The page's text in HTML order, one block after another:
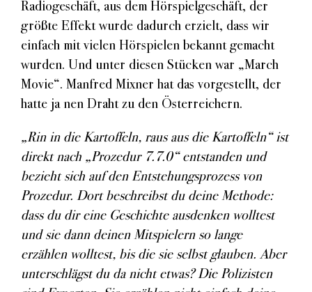
Radiogeschäft, aus dem Hörspielgeschäft, der
größte Effekt wurde dadurch erzielt, dass wir
einfach mit vielen Hörspielen bekannt gemacht
wurden. Und unter diesen Stücken war „March
Movie“. Manfred Mixner hat das vorgestellt, der
hatte ja nen Draht zu den Österreichern.
„Rin in die Kartoffeln, raus aus die Kartoffeln“ ist
direkt nach „Prozedur 7.7.0“ entstanden und
bezieht sich auf den Entstehungsprozess von
Prozedur. Dort beschreibst du deine Methode:
dass du dir eine Geschichte ausdenken wolltest
und sie dann deinen Mitspielern so lange
erzählen wolltest, bis die sie selbst glauben. Aber
unterschlägst du da nicht etwas? Die Polizisten